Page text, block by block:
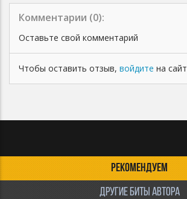
Комментарии (0):
Оставьте свой комментарий
Чтобы оставить отзыв, войдите на сайт
РЕКОМЕНДУЕМ
ДРУГИЕ БИТЫ АВТОРА